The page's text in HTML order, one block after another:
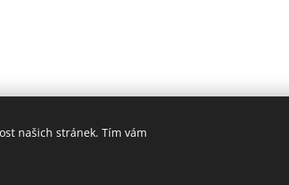
našich stránek. Tím vám